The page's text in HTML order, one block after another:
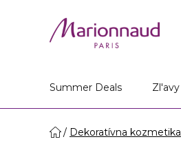
Summer Deals Zl'avy
Dekoratívna kozmetika